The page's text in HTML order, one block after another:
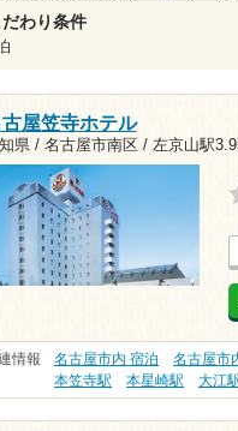
だわり条件
屋笠寺ホテル
県 / 名古屋市南区 / 左京山駅
情報 名古屋市内 宿泊 名古屋市
本笠寺駅
本星崎駅 大江